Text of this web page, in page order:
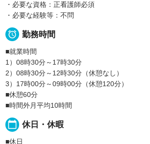
・必要な資格：正看護師必須
・必要な経験等：不問
 勤務時間
■就業時間
1）08時30分～17時30分
2）08時30分～12時30分（休憩なし）
3）17時00分～09時00分（休憩120分）
■休憩60分
■時間外月平均10時間
calendar_today 休日・休暇
■休日